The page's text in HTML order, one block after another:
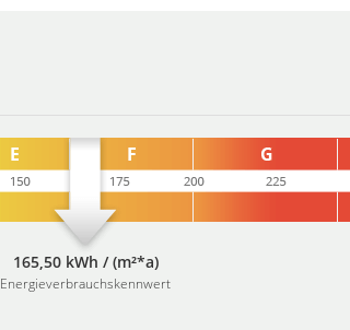
165,50 kWh / (m²*a)
Energieverbrauchskennwert